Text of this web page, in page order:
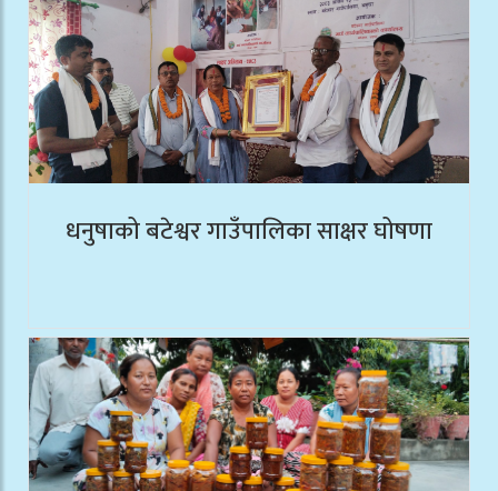
धनुषाको बटेश्वर गाउँपालिका साक्षर घोषणा